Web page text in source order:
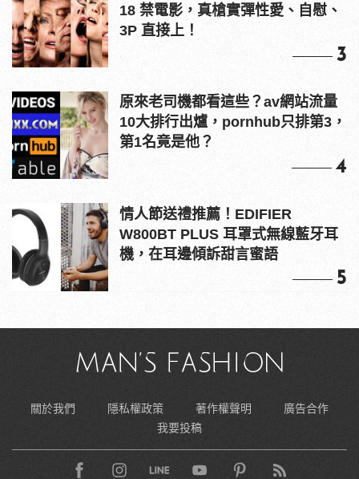
18 禁電影，真槍實彈性愛、自慰、
3P 直接上！
3
原來老司機都看這些？av網站流量
10大排行出爐，pornhub只排第3，
第1名竟是他？
4
情人節送禮推薦！EDIFIER
W800BT PLUS 耳罩式無線藍牙耳
機，在耳邊傾訴甜言蜜語
5
關於我們 隱私權政策 著作權聲明
廣告合作
我要投稿